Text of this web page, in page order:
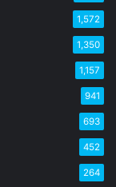
1,572
1,350
1,157
941
693
452
264